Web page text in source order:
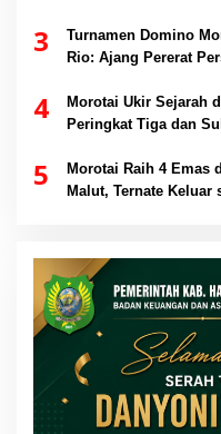
3
Turnamen Domino
Rio: Ajang Pererat
4
Morotai Ukir Sejarah
Peringkat Tiga dan
5
Morotai Raih 4 Emas
Malut, Ternate Keluar